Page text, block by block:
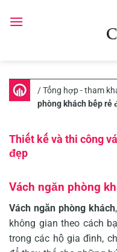
/Tổng hợp - tham
phòng khách bếp rẻ
Thiết kế và thi công
đẹp
Vách ngăn phòng
Vách ngăn phòng khách
không gian theo cách
trong các hộ gia đình,